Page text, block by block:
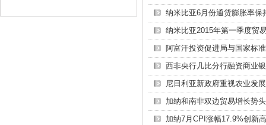
纳米比亚6月份通货膨胀率保
纳米比亚2015年第一季度贸
阿富汗投资促进局与国家标
西非央行几比分行融资商业
尼日利亚新政府重视农业发
加纳和南非双边贸易增长势
加纳7月CPI涨幅17.9%创新高